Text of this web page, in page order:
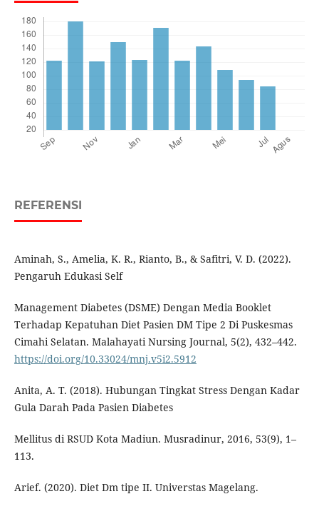
REFERENSI
Aminah, S., Amelia, K. R., Rianto, B., & Safitri, V. D. (2022).
Pengaruh Edukasi Self
Management Diabetes (DSME) Dengan Media Booklet
Terhadap Kepatuhan Diet Pasien DM Tipe 2 Di Puskesmas
Cimahi Selatan. Malahayati Nursing Journal, 5(2), 432–442.
https://doi.org/10.33024/mnj.v5i2.5912
Anita, A. T. (2018). Hubungan Tingkat Stress Dengan Kadar
Gula Darah Pada Pasien Diabetes
Mellitus di RSUD Kota Madiun. Musradinur, 2016, 53(9), 1–
113.
Arief. (2020). Diet Dm tipe II. Universtas Magelang.